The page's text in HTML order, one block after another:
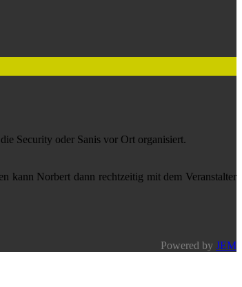
Security oder Sanis vor Ort organisiert.
kann Norbert dann rechtzeitig mit dem Veranstalter
Powered by JEM